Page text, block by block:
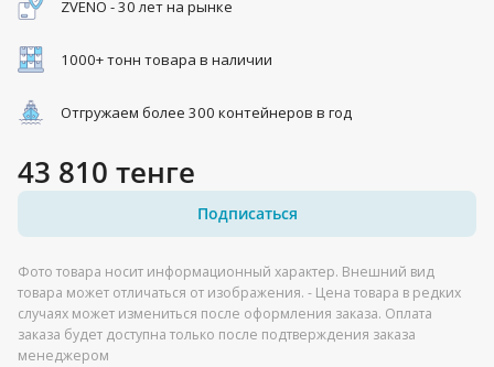
ZVENO - 30 лет на рынке
1000+ тонн товара в наличии
Отгружаем более 300 контейнеров в год
43 810 тенге
Подписаться
Фото товара носит информационный характер. Внешний вид
товара может отличаться от изображения. - Цена товара в редких
случаях может измениться после оформления заказа. Оплата
заказа будет доступна только после подтверждения заказа
менеджером